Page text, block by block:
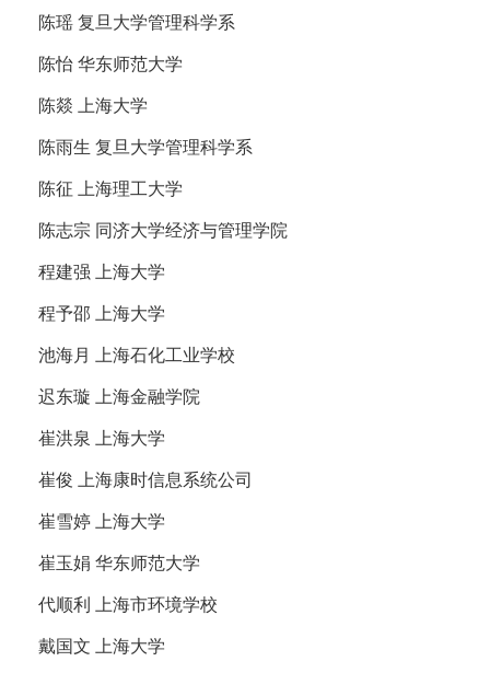
陈瑶 复旦大学管理科学系
陈怡 华东师范大学
陈燚 上海大学
陈雨生 复旦大学管理科学系
陈征 上海理工大学
陈志宗 同济大学经济与管理学院
程建强 上海大学
程予邵 上海大学
池海月 上海石化工业学校
迟东璇 上海金融学院
崔洪泉 上海大学
崔俊 上海康时信息系统公司
崔雪婷 上海大学
崔玉娟 华东师范大学
代顺利 上海市环境学校
戴国文 上海大学